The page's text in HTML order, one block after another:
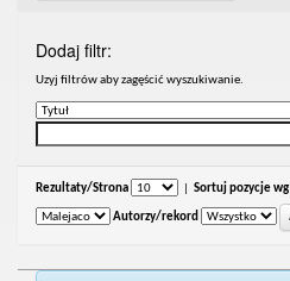
Dodaj filtr:
Uzyj filtrów aby zagęścić wyszukiwanie.
Rezultaty/Strona Sortuj pozycje wg
Autorzy/rekord